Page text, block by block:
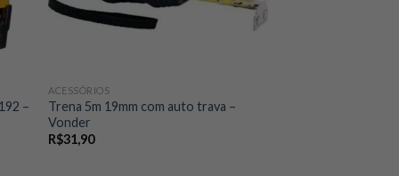
–
ACESSÓRIOS
Trena 5m 19mm com auto trava –
Vonder
R$31,90